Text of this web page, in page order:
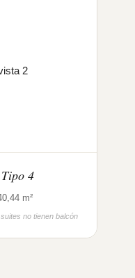
4
m²
no tienen balcón